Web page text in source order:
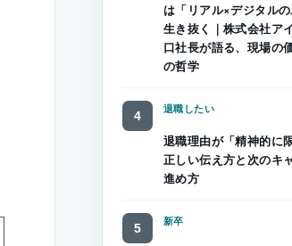
は「リアル×デジタル
生き抜く｜株式会社ア
口社長が語る、現場の
の哲学
退職したい
退職理由が「精神的に
正しい伝え方と次のキ
進め方
新卒